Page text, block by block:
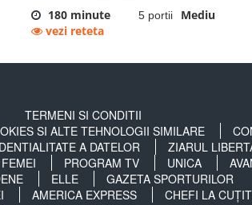
180 minute 5 portii
Mediu
vezi reteta
TERMENI SI CONDITII
SI ALTE TEHNOLOGII SIMILARE
A DATELOR
ZIARUL
PROGRAM TV UNICA
ELLE
GAZETA SPORTURILOR
AMERICA EXPRESS CHEFI LA